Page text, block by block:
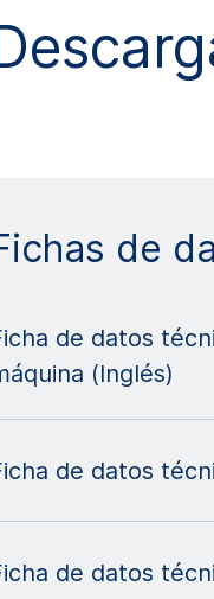
de
de datos
(Inglés)
de datos
de datos